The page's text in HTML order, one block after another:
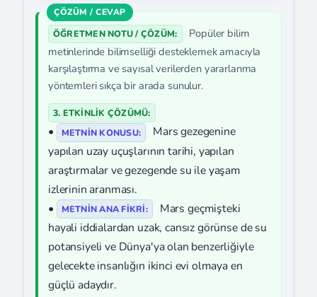
ÖĞRETMEN NOTU / ÇÖZÜM:
Popüler bilim
metinlerinde bilimselliği desteklemek amacıyla
karşılaştırma ve sayısal verilerden yararlanma
yöntemleri sıkça bir arada sunulur.
3. ETKİNLİK ÇÖZÜMÜ:
• METNIN KONUSU:
Mars gezegenine
yapılan uzay uçuşlarının tarihi, yapılan
araştırmalar ve gezegende su ile yaşam
izlerinin aranması.
•
METNIN ANA FIKRI:
Mars geçmişteki
hayali iddialardan uzak, cansız görünse de su
potansiyeli ve Dünya'ya olan benzerliğiyle
gelecekte insanlığın ikinci evi olmaya en
güçlü adaydır.